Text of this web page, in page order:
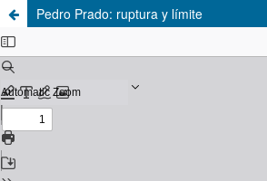
Pedro Prado: ruptura y límite